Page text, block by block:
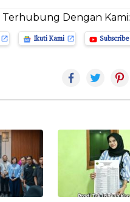
Terhubung Dengan Kami:
Ikuti Kami Subscribe